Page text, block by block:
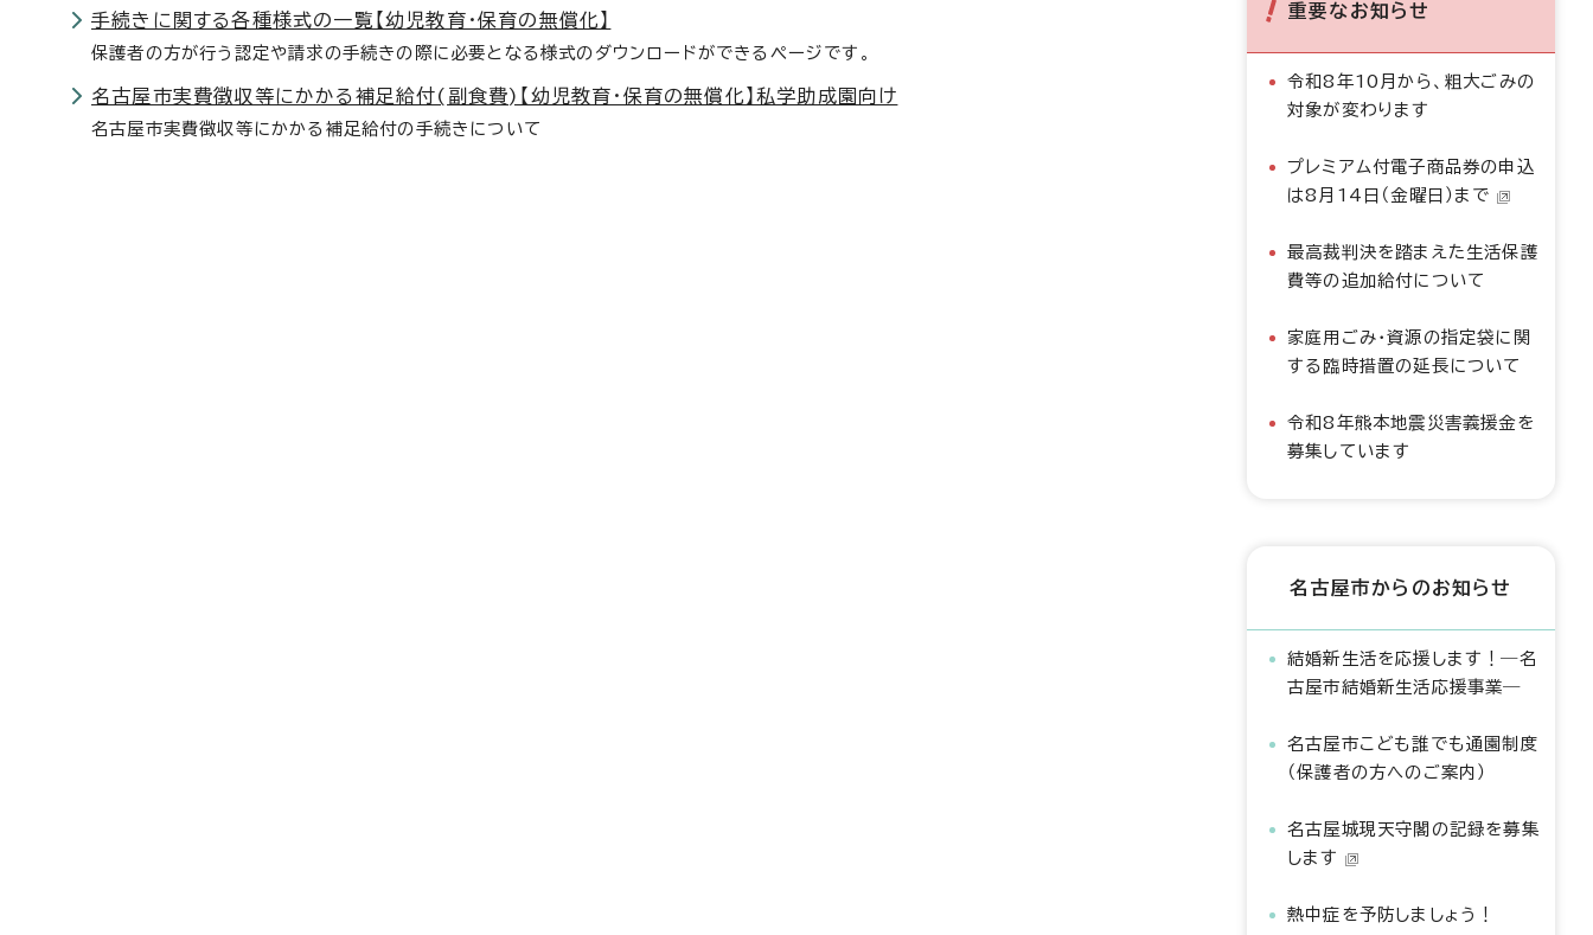
手続きに関する各種様式の一覧【幼児教育・保育の無償化】
保護者の方が行う認定や請求の手続きの際に必要となる様式のダウンロードができるページです。
名古屋市実費徴収等にかかる補足給付(副食費)【幼児教育・保育の無償化】私学助成園向け
名古屋市実費徴収等にかかる補足給付の手続きについて
重要なお知らせ
令和8年10月から、粗大ごみの
対象が変わります
プレミアム付電子商品券の申込
は8月14日（金曜日）まで
最高裁判決を踏まえた生活保護
費等の追加給付について
家庭用ごみ・資源の指定袋に関
する臨時措置の延長について
令和8年熊本地震災害義援金を
募集しています
名古屋市からのお知らせ
結婚新生活を応援します！―名
古屋市結婚新生活応援事業―
名古屋市こども誰でも通園制度
（保護者の方へのご案内）
名古屋城現天守閣の記録を募集
します
熱中症を予防しましょう！